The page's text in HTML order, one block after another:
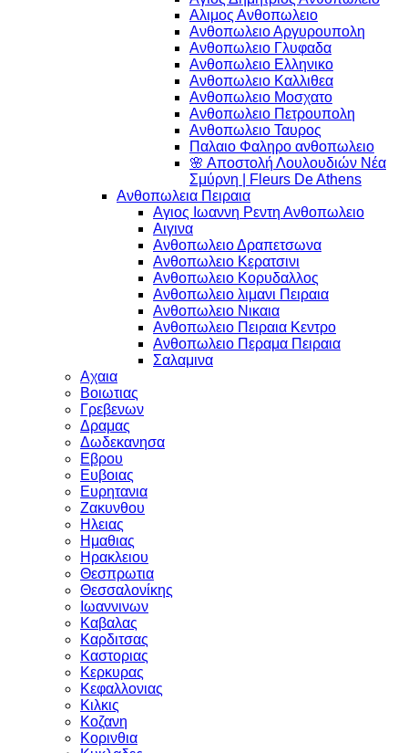
Αλιμος Ανθοπωλειο
Ανθοπωλειο Αργυρουπολη
Ανθοπωλειο Γλυφαδα
Ανθοπωλειο Ελληνικο
Ανθοπωλειο Καλλιθεα
Ανθοπωλειο Μοσχατο
Ανθοπωλειο Πετρουπολη
Ανθοπωλειο Ταυρος
Παλαιο Φαληρο ανθοπωλειο
🌸 Αποστολή Λουλουδιών Νέα
Σμύρνη | Fleurs De Athens
Ανθοπωλεια Πειραια
Αγιος Ιωαννη Ρεντη Ανθοπωλειο
Αιγινα
Ανθοπωλειο Δραπετσωνα
Ανθοπωλειο Κερατσινι
Ανθοπωλειο Κορυδαλλος
Ανθοπωλειο λιμανι Πειραια
Ανθοπωλειο Νικαια
Ανθοπωλειο Πειραια Κεντρο
Ανθοπωλειο Περαμα Πειραια
Σαλαμινα
Αχαια
Βοιωτιας
Γρεβενων
Δραμας
Δωδεκανησα
Εβρου
Ευβοιας
Ευρητανια
Ζακυνθου
Ηλειας
Ημαθιας
Ηρακλειου
Θεσπρωτια
Θεσσαλονίκης
Ιωαννινων
Καβαλας
Καρδιτσας
Καστοριας
Κερκυρας
Κεφαλλονιας
Κιλκις
Κοζανη
Κορινθια